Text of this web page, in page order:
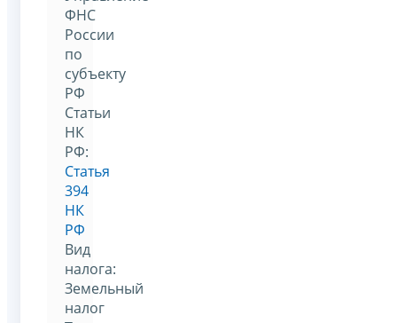
ФНС
России
по
субъекту
РФ
Статьи
НК
РФ:
Статья
394
НК
РФ
Вид
налога:
Земельный
налог